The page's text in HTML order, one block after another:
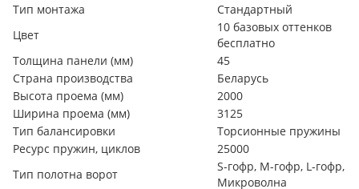
Тип монтажа
Стандартный
Цвет
10 базовых оттенков
бесплатно
Толщина панели (мм)
45
Страна производства
Беларусь
Высота проема (мм)
2000
Ширина проема (мм)
3125
Тип балансировки
Торсионные пружины
Ресурс пружин, циклов
25000
Тип полотна ворот
S-гофр, М-гофр, L-гофр,
Микроволна